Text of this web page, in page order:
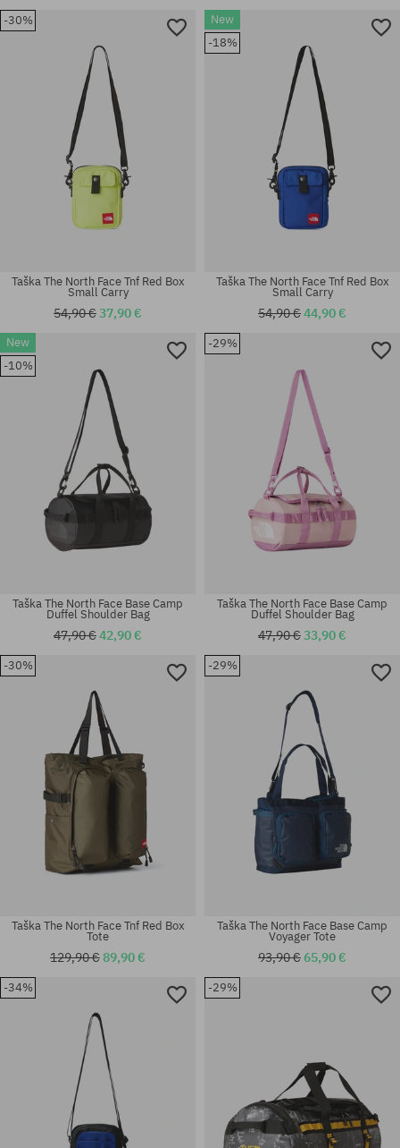
univerzálna veľkosť univerzálna veľkosť
univerzálna veľkosť univerzálna veľkosť
-30%
univerzálna veľkosť
Taška The North Face Tnf Red Box
Small Carry
54,90 €37,90 €
New
-18%
univerzálna veľkosť
Taška The North Face Tnf Red Box
Small Carry
54,90 €44,90 €
New
-10%
univerzálna veľkosť
Taška The North Face Base Camp
Duffel Shoulder Bag
47,90 €42,90 €
-29%
Taška The North Face Base Camp
Duffel Shoulder Bag
47,90 €33,90 €
-30%
Taška The North Face Tnf Red Box
Tote
129,90 €89,90 €
-29%
Taška The North Face Base Camp
Voyager Tote
93,90 €65,90 €
-34% -29%